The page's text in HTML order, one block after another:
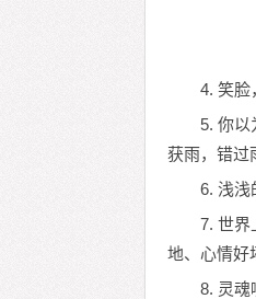
4. 笑脸
5. 你
获雨，错过
6. 浅浅
7. 世界
地、心情好
8. 灵魂